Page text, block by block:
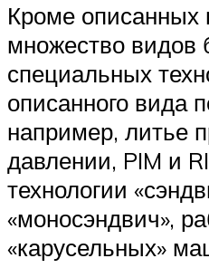
Кроме
множество видов
специальных
описанного вида
например, литье
давлении, PIM и
технологии
«моносэндвич»,
«карусельных»